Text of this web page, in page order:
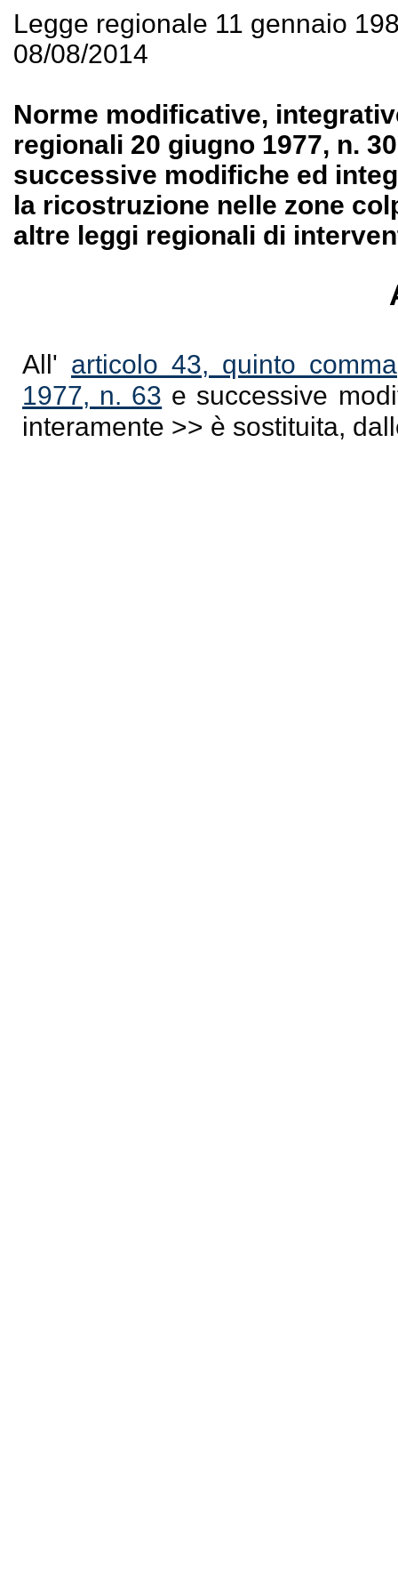
Legge regionale 11 gennaio
08/08/2014
Norme modificative,
regionali 20 giugno 1977, n.
successive modifiche ed
la ricostruzione nelle zone
altre leggi regionali di
All' articolo 43, quinto
1977, n. 63 e successive
interamente >> è sostituita,